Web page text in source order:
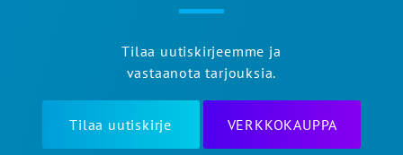
Tilaa uutiskirjeemme ja
vastaanota tarjouksia.
Tilaa uutiskirje VERKKOKAUPPA